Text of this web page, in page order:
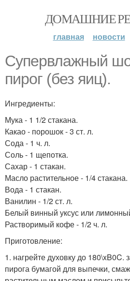
ДОМАШНИЕ
главная новости
Супервлажный
пирог (без яиц).
Ингредиенты:
Мука - 1 1/2 стакана.
Какао - порошок - 3 ст. л.
Сода - 1 ч. л.
Соль - 1 щепотка.
Сахар - 1 стакан.
Масло растительное - 1/4 стакана.
Вода - 1 стакан.
Ванилин - 1/2 ст. л.
Белый винный уксус или
Растворимый кофе - 1/2 ч. л.
Приготовление:
1. нагрейте духовку до 180\xB0C.
пирога бумагой для выпечки,